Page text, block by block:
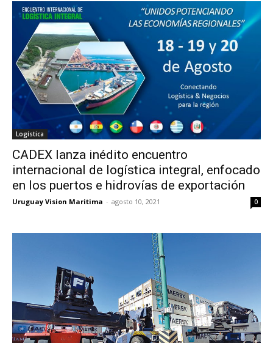
Logística
CADEX lanza inédito encuentro
internacional de logística integral, enfocado
en los puertos e hidrovías de exportación
Uruguay Vision Maritima - agosto 10, 2021 0